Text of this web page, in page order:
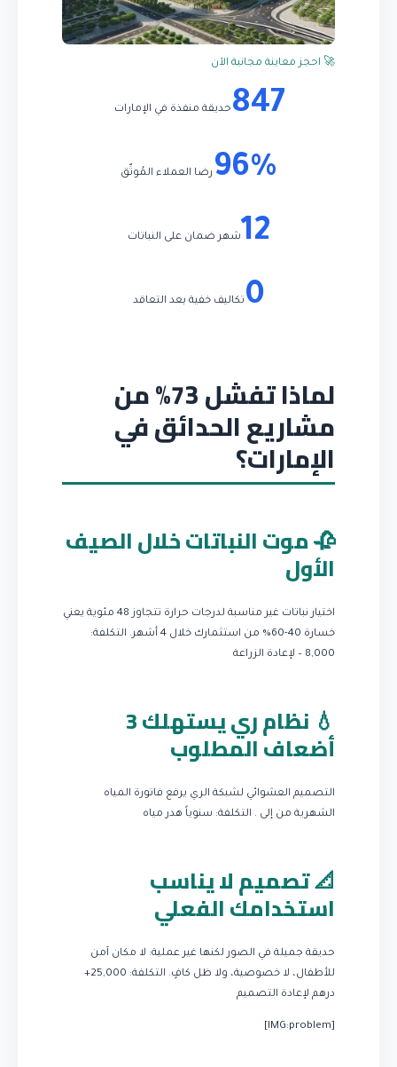
🚀 احجز معاينة مجانية الآن
847 حديقة منفذة في الإمارات
96% رضا العملاء المُوثّق
12شهر ضمان على النباتات
0 تكاليف خفية بعد التعاقد
لماذا تفشل 73% من
مشاريع الحدائق في
الإمارات؟
🥀 موت النباتات خلال الصيف
الأول
اختيار نباتات غير مناسبة لدرجات حرارة تتجاوز 48 مئوية يعني
خسارة 40-60% من استثمارك خلال 4 أشهر.
التكلفة:
8,000 – لإعادة الزراعة
💧 نظام ري يستهلك 3
أضعاف المطلوب
التصميم العشوائي لشبكة الري يرفع فاتورة المياه
الشهرية من إلى . التكلفة: سنوياً هدر مياه
📐 تصميم لا يناسب
استخدامك الفعلي
حديقة جميلة في الصور لكنها غير عملية: لا مكان آمن
للأطفال، لا خصوصية، ولا ظل كافٍ.
التكلفة: 25,000+
درهم لإعادة التصميم